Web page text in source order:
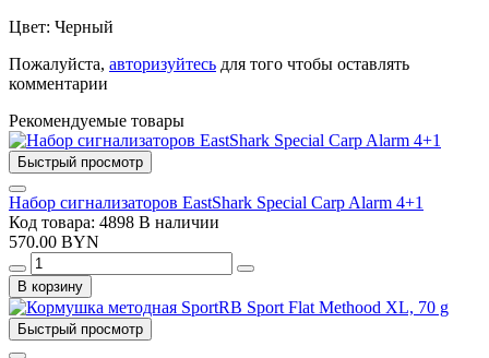
Цвет: Черный
Пожалуйста, авторизуйтесь для того чтобы оставлять
комментарии
Рекомендуемые товары
Быстрый просмотр
Набор сигнализаторов EastShark Special Carp Alarm 4+1
Код товара: 4898 В наличии
570.00 BYN
В корзину
Быстрый просмотр